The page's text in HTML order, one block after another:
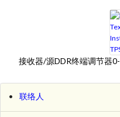
接收器/源DDR终端调节器0-
联络人